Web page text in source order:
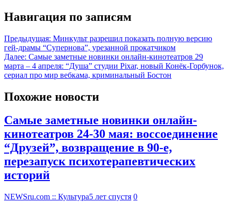
Навигация по записям
Предыдущая: Минкульт разрешил показать полную версию
гей-драмы “Супернова”, урезанной прокатчиком
Далее: Самые заметные новинки онлайн-кинотеатров 29
марта – 4 апреля: “Душа” студии Pixar, новый Конёк-Горбунок,
сериал про мир вебкама, криминальный Бостон
Похожие новости
Самые заметные новинки онлайн-
кинотеатров 24-30 мая: воссоединение
“Друзей”, возвращение в 90-е,
перезапуск психотерапевтических
историй
NEWSru.com :: Культура5 лет спустя 0